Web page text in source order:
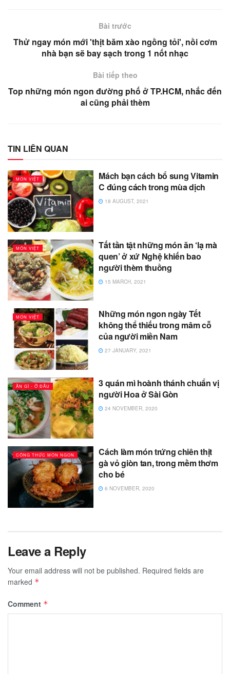
Bài trước
Thử ngay món mới 'thịt băm xào ngồng tỏi', nồi cơm
nhà bạn sẽ bay sạch trong 1 nốt nhạc
Bài tiếp theo
Top những món ngon đường phố ở TP.HCM, nhắc đến
ai cũng phải thèm
TIN LIÊN QUAN
MÓN VIỆT
Mách bạn cách bổ sung Vitamin
C đúng cách trong mùa dịch
18 AUGUST, 2021
MÓN VIỆT
Tất tần tật những món ăn ‘lạ mà
quen’ ở xứ Nghệ khiến bao
người thèm thuồng
15 MARCH, 2021
MÓN VIỆT
Những món ngon ngày Tết
không thể thiếu trong mâm cỗ
của người miền Nam
27 JANUARY, 2021
ĂN GÌ - Ở ĐÂU
3 quán mì hoành thánh chuẩn vị
người Hoa ở Sài Gòn
24 NOVEMBER, 2020
CÔNG THỨC MÓN NGON
Cách làm món trứng chiên thịt
gà vỏ giòn tan, trong mềm thơm
cho bé
6 NOVEMBER, 2020
Leave a Reply
Your email address will not be published. Required fields are
marked *
Comment *